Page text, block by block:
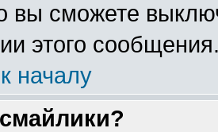
вы сможете
этого
началу